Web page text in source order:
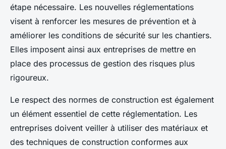
étape nécessaire. Les nouvelles réglementations
visent à renforcer les mesures de prévention et à
améliorer les conditions de sécurité sur les chantiers.
Elles imposent ainsi aux entreprises de mettre en
place des processus de gestion des risques plus
rigoureux.
Le respect des normes de construction est également
un élément essentiel de cette réglementation. Les
entreprises doivent veiller à utiliser des matériaux et
des techniques de construction conformes aux